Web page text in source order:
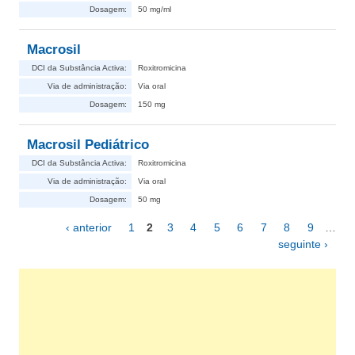
Dosagem: 50 mg/ml
Macrosil
DCI da Substância Activa: Roxitromicina
Via de administração: Via oral
Dosagem: 150 mg
Macrosil Pediátrico
DCI da Substância Activa: Roxitromicina
Via de administração: Via oral
Dosagem: 50 mg
Páginas‹ anterior 1 2 3 4 5 6 7 8 9
seguinte ›